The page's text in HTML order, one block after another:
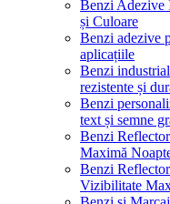
Benzi Adezive
și Culoare
Benzi adezive
aplicațiile
Benzi
rezistente și
Benzi
text și semne
Benzi
Maximă
Benzi
Vizibilitate